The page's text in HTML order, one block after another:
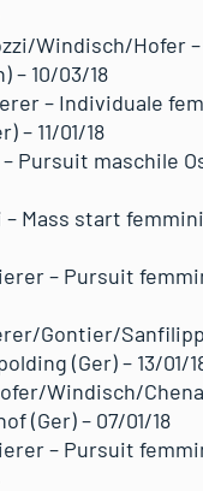
Windisch/Hofer
– 10/03/18
– Individuale
– 11/01/18
Pursuit maschile
– Mass start
– Pursuit
Gontier/
(Ger) – 13/01/
Windisch/
(Ger) – 07/01/18
– Pursuit